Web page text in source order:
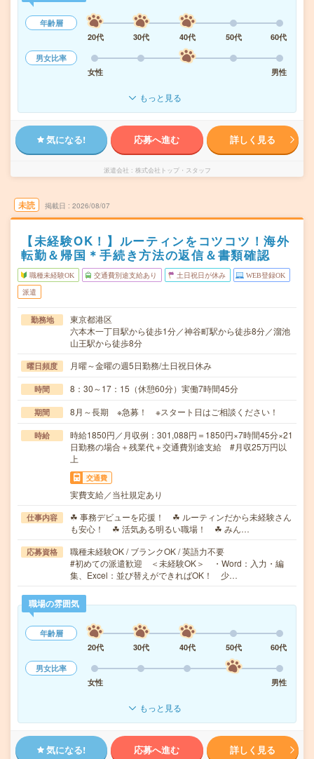
年齢層
20代
30代 40代 50代
60代
男女比率
女性
男性
もっと見る
気になる! 応募へ進む 詳しく見る
派遣会社 株式会社トップ・スタッフ
未読 掲載日 2026/08/07
【未経験OK！】ルーティンをコツコツ！海外
転勤＆帰国＊手続き方法の返信＆書類確認
職種未経験OK 交通費別途支給あり 土日祝日が休み WEB登録OK
派遣
勤務地
東京都港区
六本木一丁目駅から徒歩1分／神谷町駅から徒歩8分／溜池
山王駅から徒歩8分
曜日頻度 月曜～金曜の週5日勤務/土日祝日休み
時間 8：30～17：15（休憩60分）実働7時間45分
期間 8月～長期 ※急募！ ※スタート日はご相談ください！
時給
時給1850円／月収例：301,088円＝1850円×7時間45分×21
日勤務の場合＋残業代＋交通費別途支給 #月収25万円以
上
交通費
実費支給／当社規定あり
仕事内容
☘ 事務デビューを応援！ ☘ ルーティンだから未経験さん
も安心！ ☘ 活気ある明るい職場！ ☘ みん…
応募資格
職種未経験OK / ブランクOK / 英語力不要
#初めての派遣歓迎 ＜未経験OK＞ ・Word：入力・編
集、Excel：並び替えができればOK！ 少…
職場の雰囲気
年齢層
20代
30代 40代 50代
60代
男女比率
女性
男性
もっと見る
気になる! 応募へ進む 詳しく見る